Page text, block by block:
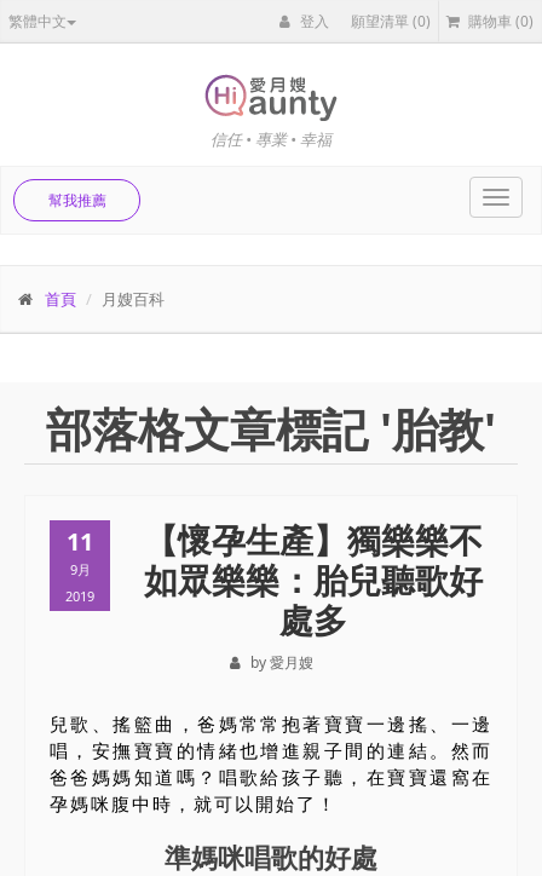
繁體中文 登入 願望清單(0) 購物車 (0)
信任 • 專業 • 幸福
幫我推薦
首頁 月嫂百科
部落格文章標記 '胎教'
11
9月
2019
【懷孕生產】獨樂樂不
如眾樂樂：胎兒聽歌好
處多
by 愛月嫂
兒歌、搖籃曲，爸媽常常抱著寶寶一邊搖、一邊
唱，安撫寶寶的情緒也增進親子間的連結。然而
爸爸媽媽知道嗎？唱歌給孩子聽，在寶寶還窩在
孕媽咪腹中時，就可以開始了！
準媽咪唱歌的好處